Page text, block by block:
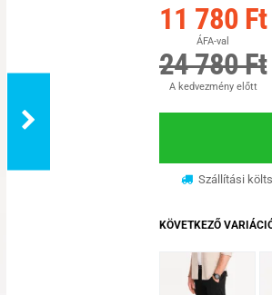
11 780 Ft
ÁFA-val
24 780 Ft
A kedvezmény előtt
Szállítási
KÖVETKEZŐ